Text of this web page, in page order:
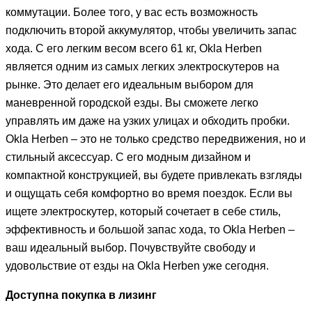
коммутации. Более того, у вас есть возможность
подключить второй аккумулятор, чтобы увеличить запас
хода. С его легким весом всего 61 кг, Okla Herben
является одним из самых легких электроскутеров на
рынке. Это делает его идеальным выбором для
маневренной городской езды. Вы сможете легко
управлять им даже на узких улицах и обходить пробки.
Okla Herben – это не только средство передвижения, но и
стильный аксессуар. С его модным дизайном и
компактной конструкцией, вы будете привлекать взгляды
и ощущать себя комфортно во время поездок. Если вы
ищете электроскутер, который сочетает в себе стиль,
эффективность и большой запас хода, то Okla Herben –
ваш идеальный выбор. Почувствуйте свободу и
удовольствие от езды на Okla Herben уже сегодня.
Доступна покупка в лизинг